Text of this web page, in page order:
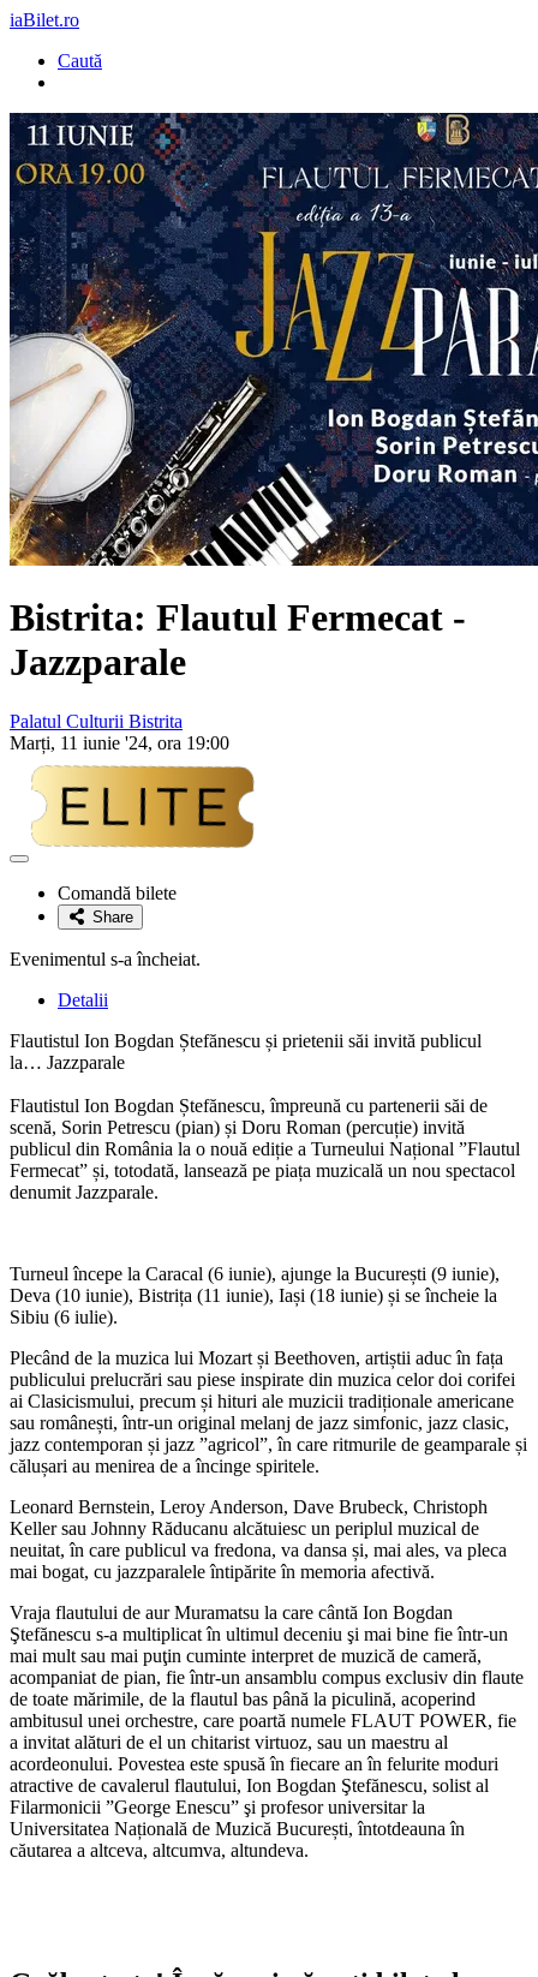
iaBilet.ro
Caută
Bistrita: Flautul Fermecat -
Jazzparale
Palatul Culturii Bistrita
Marți, 11 iunie '24, ora 19:00
Adaugă
favoriteComandă bilete
Share
Evenimentul s-a încheiat.
Detalii
Flautistul Ion Bogdan Ștefănescu și prietenii săi invită publicul
la… Jazzparale
Flautistul Ion Bogdan Ștefănescu, împreună cu partenerii săi de
scenă, Sorin Petrescu (pian) și Doru Roman (percuție) invită
publicul din România la o nouă ediție a Turneului Național ”Flautul
Fermecat” și, totodată, lansează pe piața muzicală un nou spectacol
denumit Jazzparale.
Turneul începe la Caracal (6 iunie), ajunge la București (9 iunie),
Deva (10 iunie), Bistrița (11 iunie), Iași (18 iunie) și se încheie la
Sibiu (6 iulie).
Plecând de la muzica lui Mozart și Beethoven, artiștii aduc în fața
publicului prelucrări sau piese inspirate din muzica celor doi corifei
ai Clasicismului, precum și hituri ale muzicii tradiționale americane
sau românești, într-un original melanj de jazz simfonic, jazz clasic,
jazz contemporan și jazz ”agricol”, în care ritmurile de geamparale și
călușari au menirea de a încinge spiritele.
Leonard Bernstein, Leroy Anderson, Dave Brubeck, Christoph
Keller sau Johnny Răducanu alcătuiesc un periplul muzical de
neuitat, în care publicul va fredona, va dansa și, mai ales, va pleca
mai bogat, cu jazzparalele întipărite în memoria afectivă.
Vraja flautului de aur Muramatsu la care cântă Ion Bogdan
Ştefănescu s-a multiplicat în ultimul deceniu şi mai bine fie într-un
mai mult sau mai puţin cuminte interpret de muzică de cameră,
acompaniat de pian, fie într-un ansamblu compus exclusiv din flaute
de toate mărimile, de la flautul bas până la piculină, acoperind
ambitusul unei orchestre, care poartă numele FLAUT POWER, fie
a invitat alături de el un chitarist virtuoz, sau un maestru al
acordeonului. Povestea este spusă în fiecare an în felurite moduri
atractive de cavalerul flautului, Ion Bogdan Ştefănescu, solist al
Filarmonicii ”George Enescu” şi profesor universitar la
Universitatea Națională de Muzică București, întotdeauna în
căutarea a altceva, altcumva, altundeva.